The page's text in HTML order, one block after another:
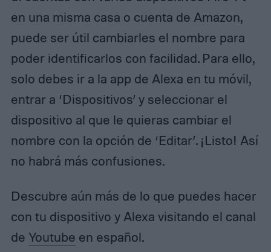
en una misma casa o cuenta de Amazon,
puede ser útil cambiarles el nombre para
poder identificarlos con facilidad. Para ello,
solo debes ir a la app de Alexa en tu móvil,
entrar a ‘Dispositivos’ y seleccionar el
dispositivo al que le quieras cambiar el
nombre con la opción de ‘Editar’. ¡Listo! Así
no habrá más confusiones.
Descubre aún más de lo que puedes hacer
con tu dispositivo y Alexa visitando el canal
de Youtube en español.